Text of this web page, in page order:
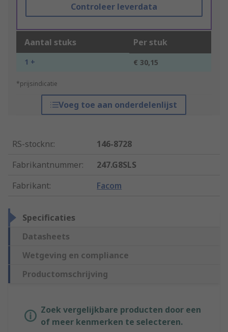
Controleer leverdata
Aantal stuks Per stuk
1 + € 30,15
*prijsindicatie
Voeg toe aan onderdelenlijst
RS-stocknr.:
146-8728
Fabrikantnummer:
247.G8SLS
Fabrikant: Facom
Specificaties
Datasheets
Wetgeving en compliance
Productomschrijving
Zoek vergelijkbare producten door een
of meer kenmerken te selecteren.